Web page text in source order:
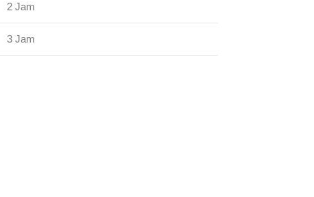
2 Jam
3 Jam